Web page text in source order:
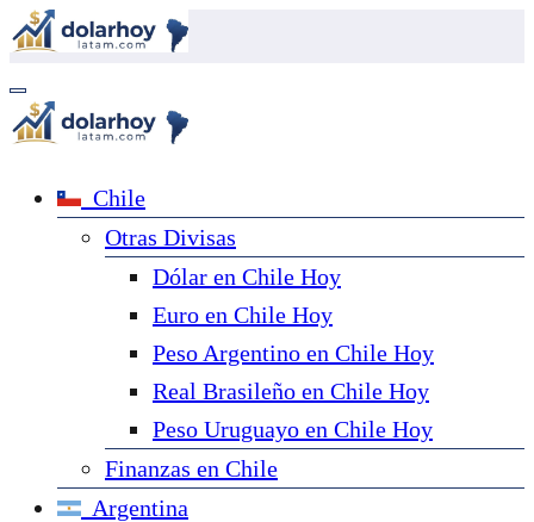
Saltar
contenido
Chile
Otras Divisas
Dólar en Chile Hoy
Euro en Chile Hoy
Peso Argentino en Chile Hoy
Real Brasileño en Chile Hoy
Peso Uruguayo en Chile Hoy
Finanzas en Chile
Argentina